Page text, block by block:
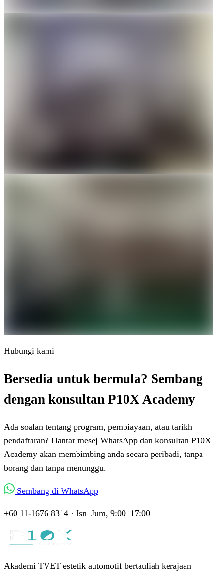
Hubungi kami
Bersedia untuk bermula? Sembang
dengan konsultan P10X Academy
Ada soalan tentang program, pembiayaan, atau tarikh
pendaftaran? Hantar mesej WhatsApp dan konsultan P10X
Academy akan membimbing anda secara peribadi, tanpa
borang dan tanpa menunggu.
Sembang di WhatsApp
+60 11-1676 8314 · Isn–Jum, 9:00–17:00
Akademi TVET estetik automotif bertauliah kerajaan